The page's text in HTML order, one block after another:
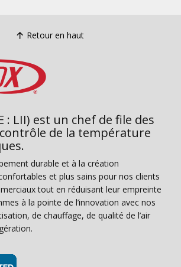
Retour en haut
: LII) est un chef de file des
de la température
durable et à la création
et plus sains pour nos clients
tout en réduisant leur empreinte
à la pointe de l’innovation avec nos
de chauffage, de qualité de l’air